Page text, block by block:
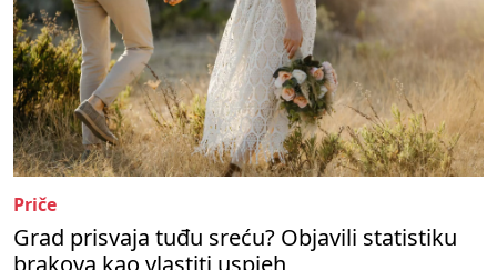
Priče
Grad prisvaja tuđu sreću? Objavili statistiku
brakova kao vlastiti uspjeh